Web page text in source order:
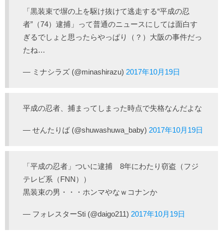
「黒装束で塀の上を駆け抜けて逃走する“平成の忍
者”（74）逮捕」って普通のニュースにしては面白す
ぎるでしょと思ったらやっぱり（？）大阪の事件だっ
たね…
— ミナシラズ (@minashirazu) 2017年10月19日
平成の忍者、捕まってしまった時点で失格なんだよな
— せんたりば (@shuwashuwa_baby) 2017年10月19日
「平成の忍者」ついに逮捕 8年にわたり窃盗（フジ
テレビ系（FNN））
黒装束の男・・・ホンマやなｗコナンか
— フォレスターSti (@daigo211) 2017年10月19日